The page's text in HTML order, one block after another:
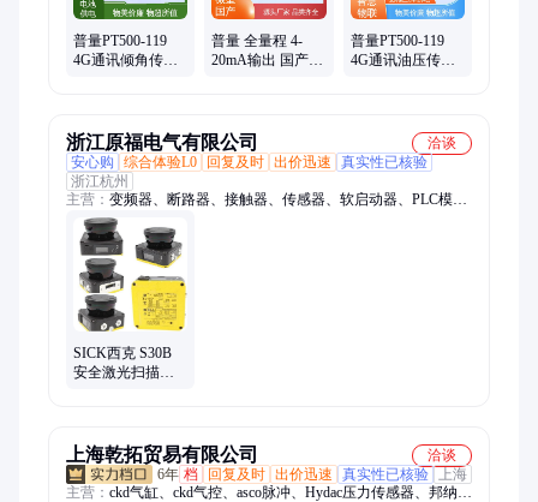
普量PT500-119
4G通讯倾角传感
普量 全量程 4-
20mA输出 国产化
普量PT500-119
4G通讯油压传感
浙江原福电气有限公司
洽谈
安心购
综合体验L0 回复及时 出价迅速
真实性已核验
浙江杭州
主营： 变频器、断路器、接触器、传感器、软启动器、PLC模
块、触摸屏、仪器仪表、编码器、真空断路器、空气开关、双电
源、继电器、雷达扫描仪、工业相机、接近开关、行程开关、框
架断路器、智能断路器、交流接触器、直流接触器
SICK西克 S30B
安全激光扫描仪
上海乾拓贸易有限公司
洽谈
6年 档 回复及时 出价迅速 真实性已核验
上海
主营： ckd气缸、ckd气控、asco脉冲、Hydac压力传感器、邦纳传